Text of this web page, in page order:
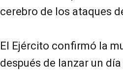
cerebro de los ataques
El Ejército confirmó la
después de lanzar un